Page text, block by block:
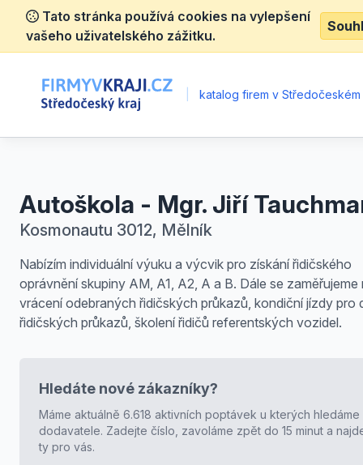
Tato stránka používá cookies na vylepšení
vašeho uživatelského zážitku.
katalog firem v Středočeském
Autoškola - Mgr. Jiří
Kosmonautu 3012, Mělník
Nabízím individuální výuku a výcvik pro získání řidičského
oprávnění skupiny AM, A1, A2, A a B. Dále se zaměřujeme
vrácení odebraných řidičských průkazů, kondiční jízdy pro
řidičských průkazů, školení řidičů referentských vozidel.
Hledáte nové zákazníky?
Máme aktuálně 6.618 aktivních poptávek u kterých hledáme
dodavatele. Zadejte číslo, zavoláme zpět do 15 minut a
ty pro vás.